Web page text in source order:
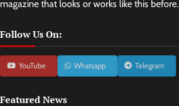
magazine that looks or works like this before.
Follow Us On:
YouTube Whatsapp Telegram
Featured News